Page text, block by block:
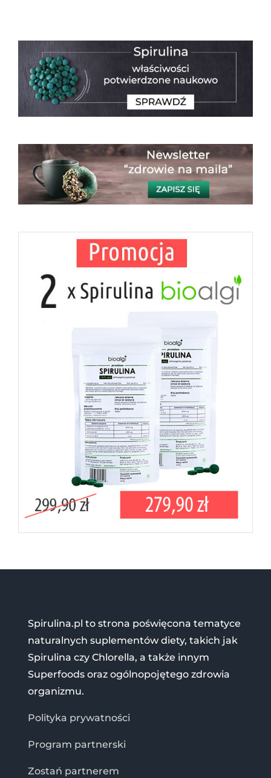
Spirulina.pl to strona poświęcona tematyce
naturalnych suplementów diety, takich jak
Spirulina czy Chlorella, a także innym
Superfoods oraz ogólnopojętego zdrowia
organizmu.
Polityka prywatności
Program partnerski
Zostań partnerem